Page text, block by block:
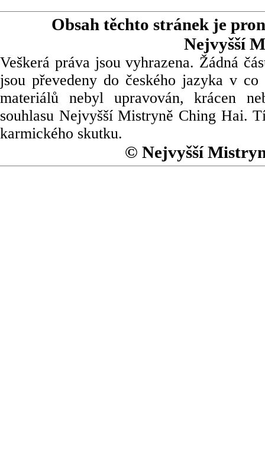
Obsah těchto stránek je
Nejvyšší
Veškerá práva jsou vyhrazena. Žádná
jsou převedeny do českého jazyka v
materiálů nebyl upravován, krácen
souhlasu Nejvyšší Mistryně Ching Hai.
karmického skutku.
© Nejvyšší